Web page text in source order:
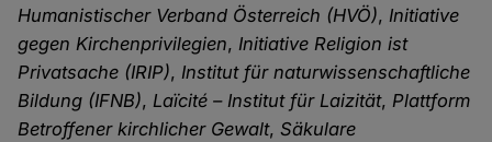
Humanistischer Verband Österreich (HVÖ),Initiative
gegen Kirchenprivilegien,Initiative Religion ist
Privatsache (IRIP),Institut für naturwissenschaftliche
Bildung (IFNB),Laïcité – Institut für Laizität,Plattform
Betroffener kirchlicher Gewalt,Säkulare